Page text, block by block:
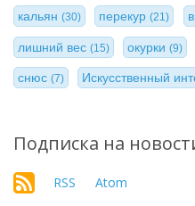
кальян (30) перекур(21)
лишний вес (15) окурки(9)
снюс (7) Искусственный
Подписка на
RSS Atom